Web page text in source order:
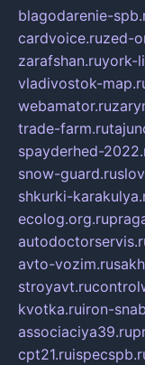
blagodarenie-
cardvoice.ruzed-
zarafshan.ruyork-
vladivostok-
webamator.ru
trade-farm.ru
spayderhed-
snow-guard.ru
shkurki-
ecolog.org.ru
avto-vozim.ru
stroyavt.ru
kvotka.ruiron-
associaciya39.ru
cpt21.ru